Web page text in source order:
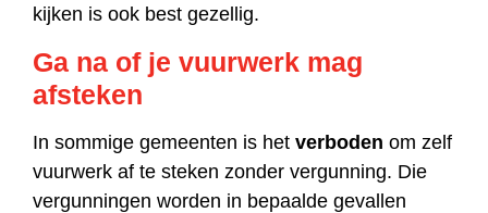
kijken is ook best gezellig.
Ga na of je vuurwerk mag
afsteken
In sommige gemeenten is het verboden om zelf
vuurwerk af te steken zonder vergunning. Die
vergunningen worden in bepaalde gevallen